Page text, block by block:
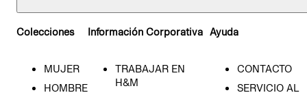
Colecciones
MUJER
HOMBRE
Información Corporativa
TRABAJAR EN
H&M
Ayuda
CONTACTO
SERVICIO AL